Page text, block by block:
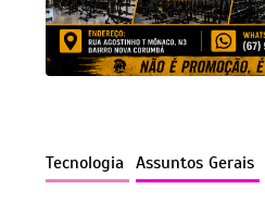
Tecnologia Assuntos Gerais